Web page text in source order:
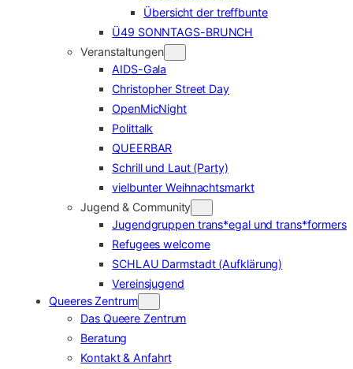
Übersicht der treffbunte
Ü49 SONNTAGS-BRUNCH
Veranstaltungen
AIDS-Gala
Christopher Street Day
OpenMicNight
Polittalk
QUEERBAR
Schrill und Laut (Party)
vielbunter Weihnachtsmarkt
Jugend & Community
Jugendgruppen trans*egal und trans*formers
Refugees welcome
SCHLAU Darmstadt (Aufklärung)
Vereinsjugend
Queeres Zentrum
Das Queere Zentrum
Beratung
Kontakt & Anfahrt